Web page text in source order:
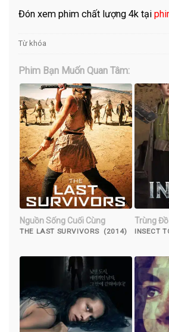
Đón xem phim chất lượng 4k tại
Từ khóa
Phim Bạn Muốn Quan Tâm:
Nguồn Sống Cuối Cùng
THE LAST SURVIVORS (2014)
Trùng
INSECT